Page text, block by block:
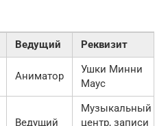
Ведущий Реквизит
Аниматор
Ушки Минни
Маус
Ведущий
Музыкальный
центр, записи